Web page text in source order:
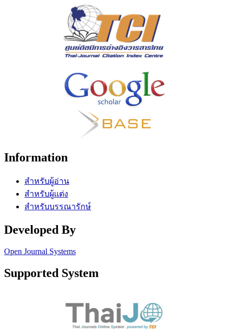
Information
สำหรับผู้อ่าน
สำหรับผู้แต่ง
สำหรับบรรณารักษ์
Developed By
Open Journal Systems
Supported System